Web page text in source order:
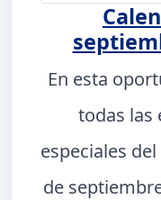
En esta
todas las
especiales
de